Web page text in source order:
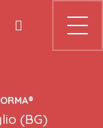
(BG)